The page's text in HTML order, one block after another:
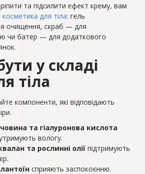
та підсилити ефект крему, вам
косметика для тіла: гель
очищення, скраб — для
чи батер — для додаткового
у складі
тіла
компоненти, які відповідають
та гіалуронова кислота
вологу.
та рослинні олії підтримують
сприяють заспокоєнню.